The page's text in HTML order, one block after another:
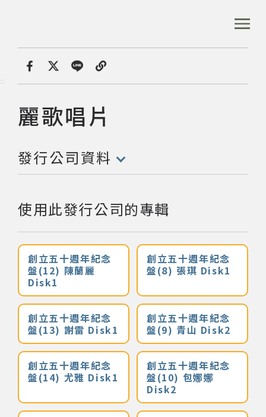
區
:::
首頁 發行公司
:::
發行公司:
麗歌唱片
發行公司資料
(點擊開啟/收合以下內容)
使用此發行公司的專輯
創立五十週年紀念
盤(12) 陳蘭麗
Disk1
創立五十週年紀念
盤(8) 張琪 Disk1
創立五十週年紀念
盤(13) 謝雷 Disk1
創立五十週年紀念
盤(9) 青山 Disk2
創立五十週年紀念
盤(14) 尤雅 Disk1
創立五十週年紀念
盤(10) 包娜娜
Disk2
首頁
音樂資料庫
音樂人口述歷史
數位典藏
專文專區
網站導覽
關於資料庫
音樂空間